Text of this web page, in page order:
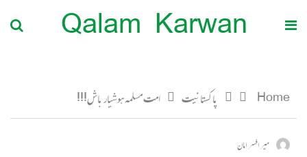
Qalam Karwan
Home پاکستانیت امت مسلمہ ہوشیار باش!!!
میر افسر امان